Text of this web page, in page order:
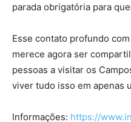
parada obrigatória para
Esse contato profundo
merece agora ser
pessoas a visitar os
viver tudo isso em apenas
Informações: https://